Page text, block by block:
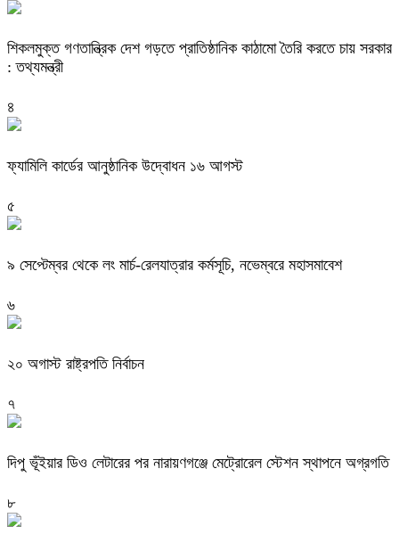
শিকলমুক্ত গণতান্ত্রিক দেশ গড়তে প্রাতিষ্ঠানিক কাঠামো তৈরি করতে চায় সরকার
: তথ্যমন্ত্রী
৪
ফ্যামিলি কার্ডের আনুষ্ঠানিক উদ্বোধন ১৬ আগস্ট
৫
৯ সেপ্টেম্বর থেকে লং মার্চ-রেলযাত্রার কর্মসূচি, নভেম্বরে মহাসমাবেশ
৬
২০ অগাস্ট রাষ্ট্রপতি নির্বাচন
৭
দিপু ভূঁইয়ার ডিও লেটারের পর নারায়ণগঞ্জে মেট্রোরেল স্টেশন স্থাপনে অগ্রগতি
৮